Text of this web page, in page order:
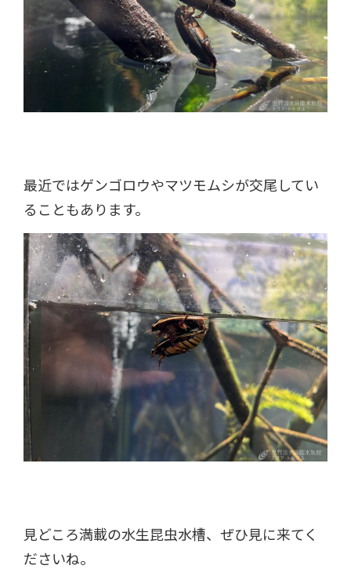
最近ではゲンゴロウやマツモムシが交尾してい
ることもあります。
見どころ満載の水生昆虫水槽、ぜひ見に来てく
ださいね。